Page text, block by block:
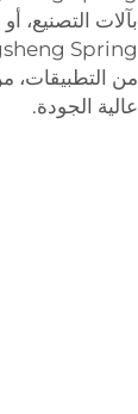
بآلات التصنيع،
من التطبيقات،
عالية الجودة.